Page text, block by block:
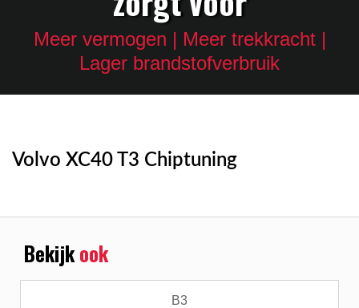
Meer vermogen | Meer trekkracht |
Lager brandstofverbruik
Volvo XC40 T3 Chiptuning
Bekijkook
B3